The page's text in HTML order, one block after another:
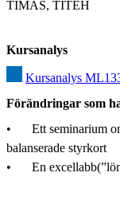
TIMAS, TITEH
Kursanalys
Kursanalys
Förändringar som
•	Ett seminarium om hållbarhetsredovisning byttes ut mot ett om
balanserade styrkort
•	En